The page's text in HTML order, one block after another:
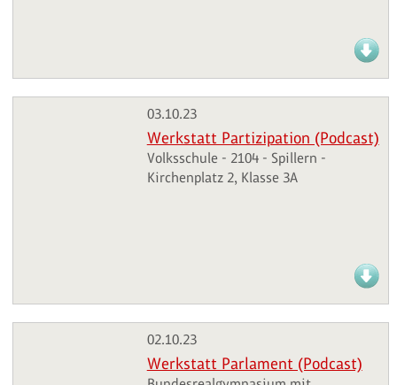
03.10.23
Werkstatt Partizipation (Podcast)
Volksschule - 2104 - Spillern -
Kirchenplatz 2, Klasse 3A
02.10.23
Werkstatt Parlament (Podcast)